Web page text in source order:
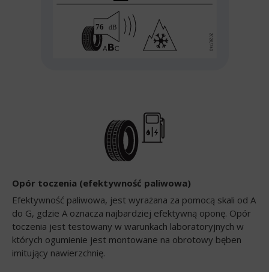
Opór toczenia (efektywność paliwowa)
Efektywność paliwowa, jest wyrażana za pomocą skali od A
do G, gdzie A oznacza najbardziej efektywną oponę. Opór
toczenia jest testowany w warunkach laboratoryjnych w
których ogumienie jest montowane na obrotowy bęben
imitujący nawierzchnię.